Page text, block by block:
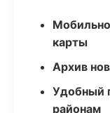
карты
Архив
Удобный
районам